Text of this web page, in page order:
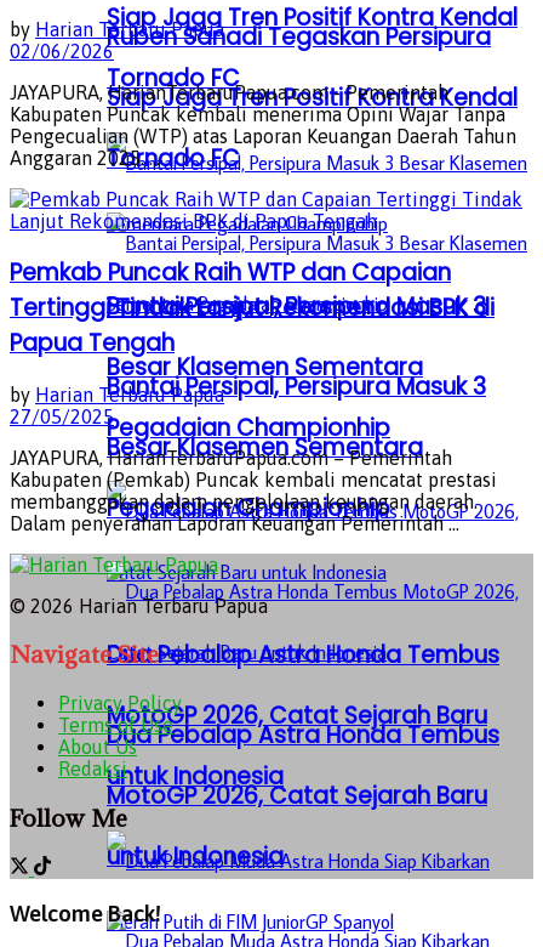
Siap Jaga Tren Positif Kontra Kendal
Tornado FC
Bantai Persipal, Persipura Masuk 3
Besar Klasemen Sementara
Pegadaian Championhip
Dua Pebalap Astra Honda Tembus
MotoGP 2026, Catat Sejarah Baru
untuk Indonesia
Ruben Sanadi Tegaskan Persipura
Siap Jaga Tren Positif Kontra Kendal
Tornado FC
Bantai Persipal, Persipura Masuk 3
Besar Klasemen Sementara
Pegadaian Championhip
Dua Pebalap Astra Honda Tembus
MotoGP 2026, Catat Sejarah Baru
untuk Indonesia
by Harian Terbaru Papua
02/06/2026
JAYAPURA, HarianTerbaruPapua.com - Pemerintah
Kabupaten Puncak kembali menerima Opini Wajar Tanpa
Pengecualian (WTP) atas Laporan Keuangan Daerah Tahun
Anggaran 2025. ...
Pemkab Puncak Raih WTP dan Capaian
Tertinggi Tindak Lanjut Rekomendasi BPK di
Papua Tengah
by Harian Terbaru Papua
27/05/2025
JAYAPURA, HarianTerbaruPapua.com – Pemerintah
Kabupaten (Pemkab) Puncak kembali mencatat prestasi
membanggakan dalam pengelolaan keuangan daerah.
Dalam penyerahan Laporan Keuangan Pemerintah ...
© 2026 Harian Terbaru Papua
Navigate Site
Privacy Policy
Terms of Use
About Us
Redaksi
Follow Me
Welcome Back!